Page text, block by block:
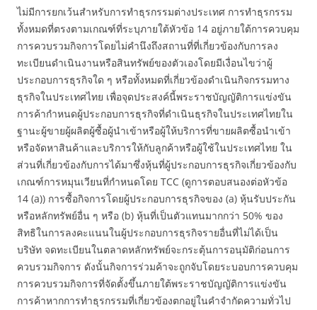
ไม่มีการยกเว้นสำหรับการทำธุรกรรมต่างประเทศ การทำธุรกรรม
ทั้งหมดที่ตรงตามเกณฑ์ที่ระบุภายใต้หัวข้อ 14 อยู่ภายใต้การควบคุม
การควบรวมกิจการโดยไม่คำนึงถึงสถานที่ที่เกี่ยวข้องกับการลง
ทะเบียนดำเนินงานหรือสินทรัพย์ของตัวเองโดยมีเงื่อนไขว่าผู้
ประกอบการธุรกิจใด ๆ หรือทั้งหมดที่เกี่ยวข้องดำเนินกิจกรรมทาง
ธุรกิจในประเทศไทย เพื่อจุดประสงค์นี้พระราชบัญญัติการแข่งขัน
การค้ากำหนดผู้ประกอบการธุรกิจที่ดำเนินธุรกิจในประเทศไทยใน
ฐานะผู้ขายผู้ผลิตผู้ซื้อผู้นำเข้าหรือผู้ให้บริการที่ขายผลิตซื้อนำเข้า
หรือจัดหาสินค้าและบริการให้กับลูกค้าหรือผู้ใช้ในประเทศไทย ใน
ส่วนที่เกี่ยวข้องกับการได้มาซึ่งหุ้นที่ผู้ประกอบการธุรกิจเกี่ยวข้องกับ
เกณฑ์การหมุนเวียนที่กำหนดโดย TCC (ดูการตอบสนองต่อหัวข้อ
14 (a)) การซื้อกิจการโดยผู้ประกอบการธุรกิจของ (a) หุ้นรับประกัน
หรือหลักทรัพย์อื่น ๆ หรือ (b) หุ้นที่เป็นตัวแทนมากกว่า 50% ของ
สิทธิในการลงคะแนนในผู้ประกอบการธุรกิจรายอื่นที่ไม่ได้เป็น
บริษัท จดทะเบียนในตลาดหลักทรัพย์จะกระตุ้นการอนุมัติก่อนการ
ควบรวมกิจการ ดังนั้นกิจการร่วมค้าจะถูกจับโดยระบอบการควบคุม
การควบรวมกิจการที่จัดตั้งขึ้นภายใต้พระราชบัญญัติการแข่งขัน
การค้าหากการทำธุรกรรมที่เกี่ยวข้องตกอยู่ในคำจำกัดความทั่วไป